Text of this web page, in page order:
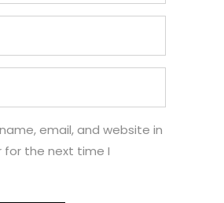
email, and website in
for the next time I